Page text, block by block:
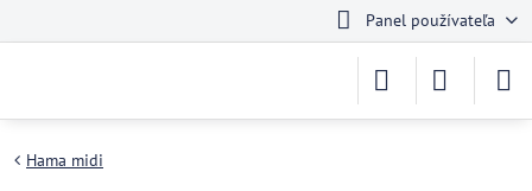
Panel používateľa
Hama midi